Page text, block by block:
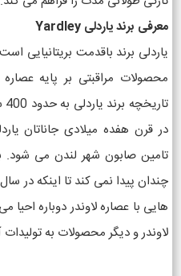
معرفی برند یاردلی Yardley
یاردلی برند باقدمت بریتانیایی
محصولات مراقبتی بر پایه
در قرن هفده میلادی جاناتان
تامین صابون شهر لندن می
هایی با عصاره لاوندر دوباره
لاوندر و دیگر محصولات به